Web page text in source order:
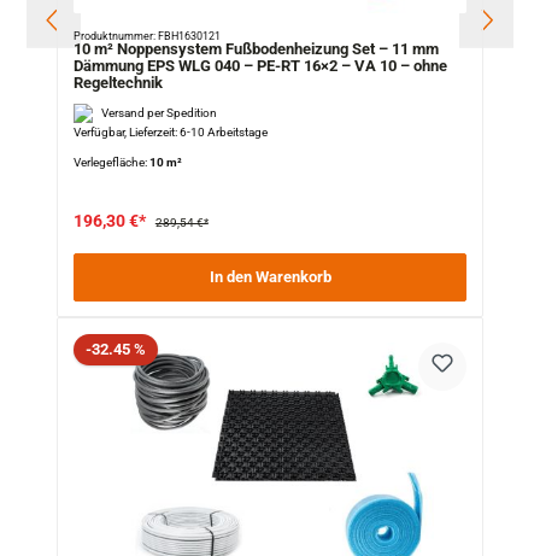
Produktnummer: FBH1630121
10 m² Noppensystem Fußbodenheizung Set – 11 mm
Dämmung EPS WLG 040 – PE-RT 16×2 – VA 10 – ohne
Regeltechnik
Versand per Spedition
Verfügbar, Lieferzeit: 6-10 Arbeitstage
Verlegefläche:10 m²
196,30 €* 289,54 €*
In den Warenkorb
Rabatt
-32.45 %